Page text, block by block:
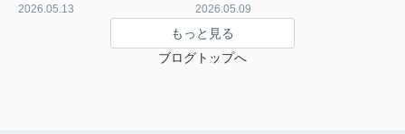
2026.05.13 2026.05.09
もっと見る
ブログトップへ